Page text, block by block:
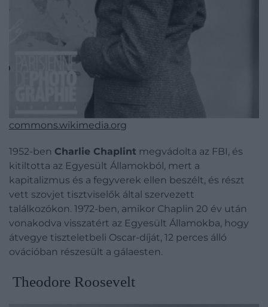
commons.wikimedia.org
1952-ben Charlie Chaplint megvádolta az FBI, és
kitiltotta az Egyesült Államokból, mert a
kapitalizmus és a fegyverek ellen beszélt, és részt
vett szovjet tisztviselők által szervezett
találkozókon. 1972-ben, amikor Chaplin 20 év után
vonakodva visszatért az Egyesült Államokba, hogy
átvegye tiszteletbeli Oscar-díját, 12 perces álló
ovációban részesült a gálaesten.
Theodore Roosevelt